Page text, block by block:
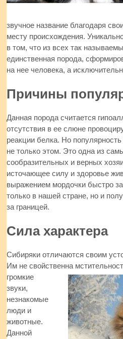
звучное название благодаря
месту происхождения.
в том, что из всех так
единственная порода,
на нее человека, а
Причины
Данная порода считается
отсутствия в ее слюне
реакции белка. Но
не только этом. Это одна из
сообразительных и верных
источающее силу и здоровье
выражением мордочки быстро
только в нашей стране, но и
за границей.
Сила характера
Сибиряки отличаются своим
Им не свойственна
громкие
звуки,
незнакомые
люди и
животные.
Данной